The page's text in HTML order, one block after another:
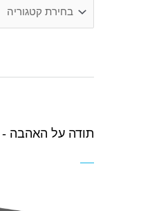
פופולריות
תודה על האהבה -